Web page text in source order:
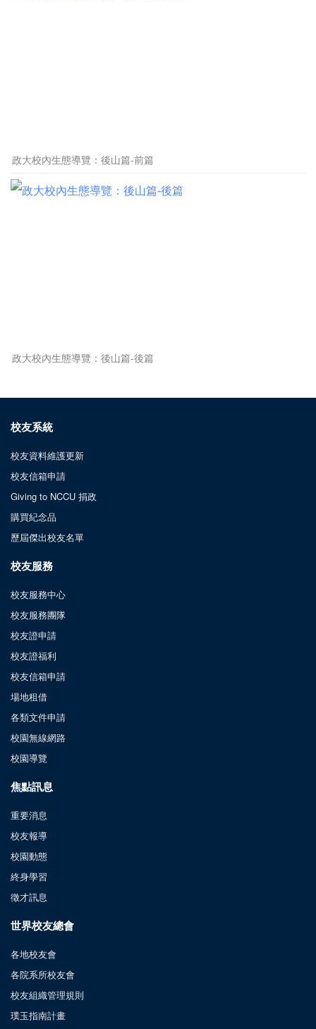
政大校內生態導覽：後山篇-前篇
政大校內生態導覽：後山篇-後篇
校友系統
校友資料維護更新
校友信箱申請
Giving to NCCU 捐政
購買紀念品
歷屆傑出校友名單
校友服務
校友服務中心
校友服務團隊
校友證申請
校友證福利
校友信箱申請
場地租借
各類文件申請
校園無線網路
校園導覽
焦點訊息
重要消息
校友報導
校園動態
終身學習
徵才訊息
世界校友總會
各地校友會
各院系所校友會
校友組織管理規則
璞玉指南計畫